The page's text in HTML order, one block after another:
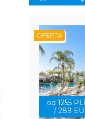
od 1255
/ 289
OFERTA